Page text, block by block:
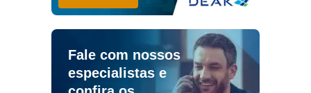
Fale com nossos
especialistas e